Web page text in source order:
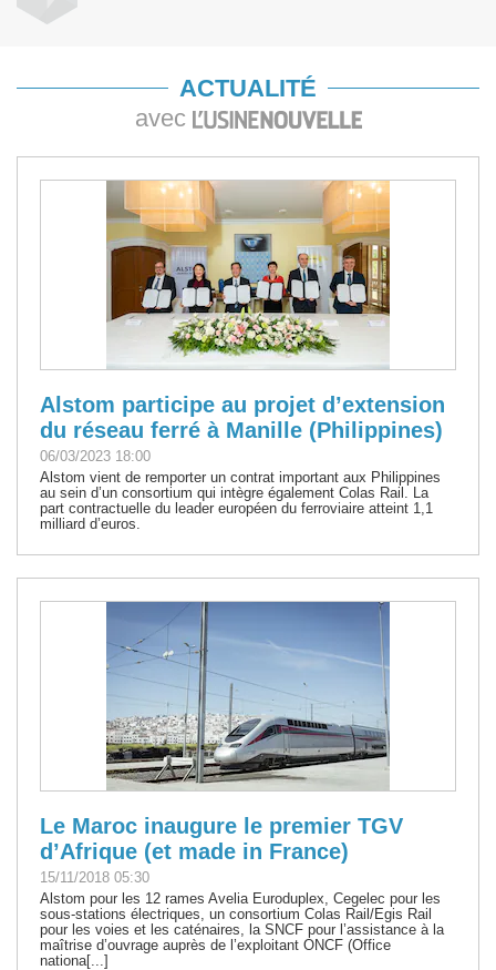
ACTUALITÉ
avec
Alstom participe au projet d’extension
du réseau ferré à Manille (Philippines)
06/03/2023 18:00
Alstom vient de remporter un contrat important aux Philippines
au sein d’un consortium qui intègre également Colas Rail. La
part contractuelle du leader européen du ferroviaire atteint 1,1
milliard d’euros.
Le Maroc inaugure le premier TGV
d’Afrique (et made in France)
15/11/2018 05:30
Alstom pour les 12 rames Avelia Euroduplex, Cegelec pour les
sous-stations électriques, un consortium Colas Rail/Egis Rail
pour les voies et les caténaires, la SNCF pour l’assistance à la
maîtrise d’ouvrage auprès de l’exploitant ONCF (Office
nationa[...]